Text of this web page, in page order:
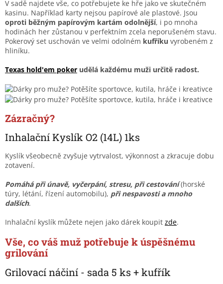
V sadě najdete vše, co potřebujete ke hře jako ve skutečném
kasinu. Například karty nejsou papírové ale plastové. Jsou
oproti běžným papírovým kartám odolnější, i po mnoha
hodinách her zůstanou v perfektním zcela neporušeném stavu.
Pokerový set uschován ve velmi odolném kufříku vyrobeném z
hliníku.
Texas hold'em poker udělá každému muži určitě radost.
Zázračný?
Inhalační Kyslík O2 (14L) 1ks
Kyslík všeobecně zvyšuje vytrvalost, výkonnost a zkracuje dobu
zotavení.
Pomáhá při únavě, vyčerpání, stresu, při cestování (horské
túry, létání, řízení automobilu), při nespavosti a mnoho
dalších.
Inhalační kyslík můžete nejen jako dárek koupit zde.
Vše, co váš muž potřebuje k úspěšnému
grilování
Grilovací náčiní - sada 5 ks + kufřík